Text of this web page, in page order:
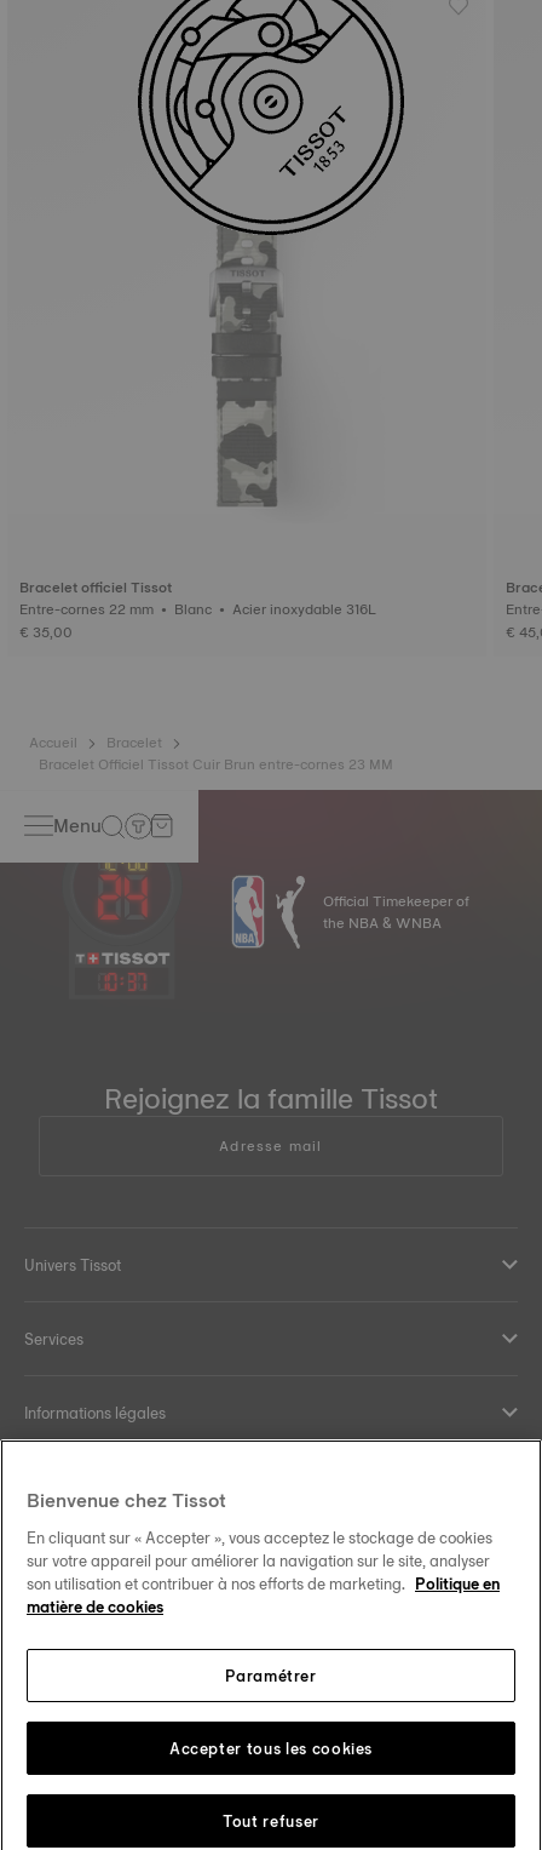
Bracelet officiel Tissot
Entre-cornes 22 mm • Blanc • Acier inoxydable 316L
€ 35,00
€
Accueil
Bracelet
Bracelet Officiel Tissot Cuir Brun entre-cornes 23 MM
Menu
10: 37
Official Timekeeper of
the NBA & WNBA
Rejoignez la famille Tissot
Adresse mail
Univers Tissot
Services
Informations légales
Nos engagements
Suivez-nous sur les réseaux sociaux
Changer de pays Tissot Copyrights 2026
Bienvenue chez Tissot
En cliquant sur « Accepter », vous acceptez le stockage de cookies
sur votre appareil pour améliorer la navigation sur le site, analyser
son utilisation et contribuer à nos efforts de marketing. Politique en
matière de cookies
Paramétrer
Tout refuser
Accepter tous les cookies